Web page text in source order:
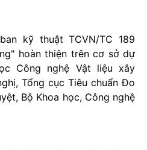
kỹ thuật TCVN/TC 189
hoàn thiện trên cơ sở dự
Công nghệ Vật liệu xây
Tổng cục Tiêu chuẩn Đo
Bộ Khoa học, Công nghệ